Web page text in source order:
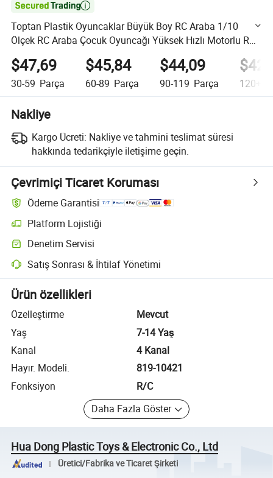

Toptan Plastik Oyuncaklar Büyük Boy RC Araba 1/10
Ölçek RC Araba Çocuk Oyuncağı Yüksek Hızlı Motorlu RC
Araba Uzaktan Kumandalı Yarış Araba Oyuncağı 4WD
Elektrikli Yüksek Hızlı RC Araba Oyuncakları
$47,69
30-59 Parça
$45,84
60-89 Parça
$44,09
90-119 Parça 120+
Nakliye
Kargo Ücreti: Nakliye ve tahmini teslimat süresi
hakkında tedarikçiyle iletişime geçin.
Çevrimiçi Ticaret Koruması
Ödeme Garantisi
Platform Lojistiği
Platform destekli lojistik ile daha net gönderi takibi
Denetim Servisi
Seçime bağlı ön sevkiyat denetimi kalite ve miktar kontrolleri için
Satış Sonrası & İhtilaf Yönetimi
Platform destekli uyuşmazlık çözümü, uygun olduğunda iade veya
Ürün özellikleri
Özelleştirme
Mevcut
Yaş
7-14 Yaş
Kanal
4 Kanal
Hayır. Modeli.
819-10421
Fonksiyon
R/C
Daha Fazla Göster
Hua Dong Plastic Toys & Electronic Co., Ltd
Üretici/Fabrika ve Ticaret Şirketi